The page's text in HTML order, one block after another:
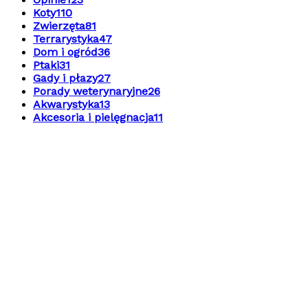
Koty110
Zwierzęta81
Terrarystyka47
Dom i ogród36
Ptaki31
Gady i płazy27
Porady weterynaryjne26
Akwarystyka13
Akcesoria i pielęgnacja11